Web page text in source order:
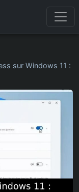
sur Windows 11 :